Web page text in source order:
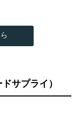
サプライ）